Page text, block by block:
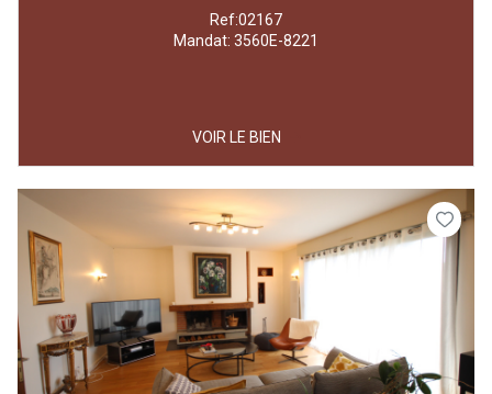
Ref:02167
Mandat: 3560E-8221
VOIR LE BIEN